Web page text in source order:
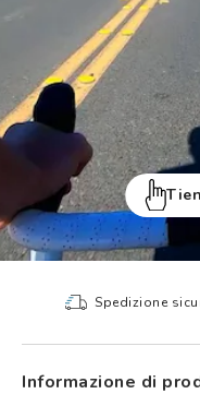
Spedizione
Informazione di